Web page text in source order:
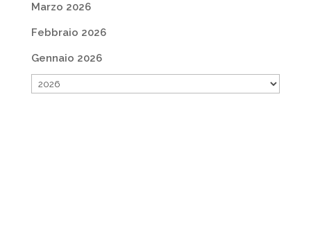
Marzo 2026
Febbraio 2026
Gennaio 2026